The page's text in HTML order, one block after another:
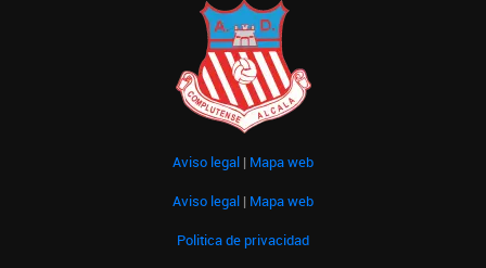
Aviso legal | Mapa web
Aviso legal | Mapa web
Politica de privacidad